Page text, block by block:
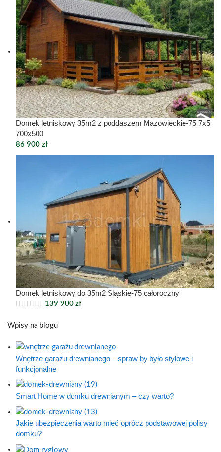
Domek letniskowy 35m2 z poddaszem Mazowieckie-75 7x5
700x500
86 900 zł
Domek letniskowy do 35m2 Śląskie-75 całoroczny
139 900 zł
Wpisy na blogu
Wnętrze garażu drewnianego – spraw by było stylowe i
funkcjonalne
Smart Home w domku drewnianym – czy warto?
Jakie ubezpieczenia warto mieć oprócz podstawowej polisy
domku?